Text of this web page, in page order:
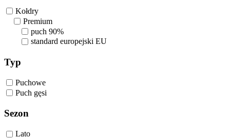
Kołdry
Premium
puch 90%
standard europejski EU
Typ
Puchowe
Puch gęsi
Sezon
Lato